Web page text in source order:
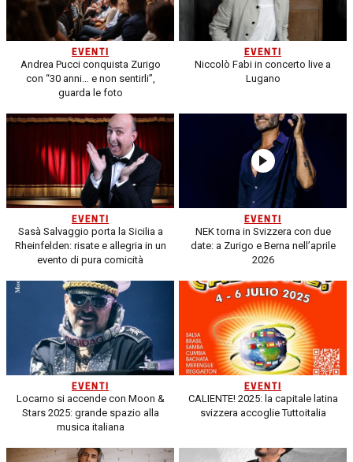
EVENTI
Andrea Pucci conquista Zurigo
con “30 anni… e non sentirli”,
guarda le foto
EVENTI
Niccolò Fabi in concerto live a
Lugano
EVENTI
Sasà Salvaggio porta la Sicilia a
Rheinfelden: risate e allegria in un
evento di pura comicità
EVENTI
NEK torna in Svizzera con due
date: a Zurigo e Berna nell’aprile
2026
EVENTI
Locarno si accende con Moon &
Stars 2025: grande spazio alla
musica italiana
EVENTI
CALIENTE! 2025: la capitale latina
svizzera accoglie Tuttoitalia